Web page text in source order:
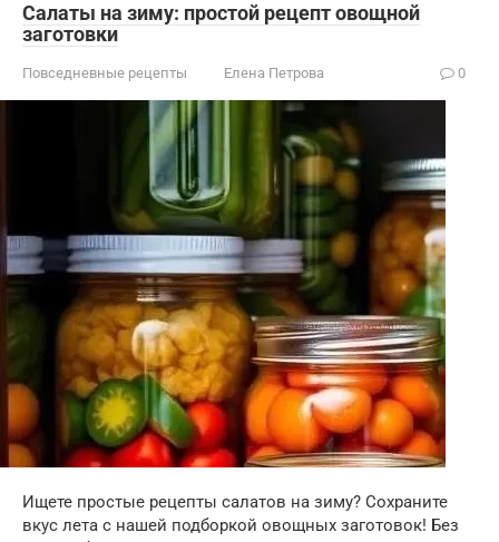
Салаты на зиму: простой рецепт овощной
заготовки
Повседневные рецепты Елена Петрова 0
Ищете простые рецепты салатов на зиму? Сохраните
вкус лета с нашей подборкой овощных заготовок! Без